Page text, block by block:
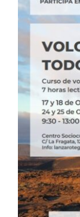
imagen
más
grande